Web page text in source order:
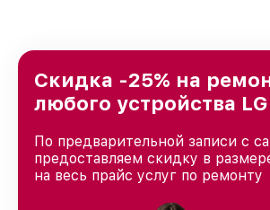
Скидка -25% на
любого устройства LG
По предварительной записи с
предоставляем скидку в
на весь прайс услуг по ремонту